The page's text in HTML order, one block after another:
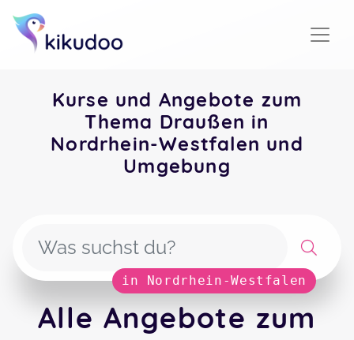
Kurse und Angebote zum
Thema Draußen in
Nordrhein-Westfalen und
Umgebung
in Nordrhein-Westfalen
Alle Angebote zum